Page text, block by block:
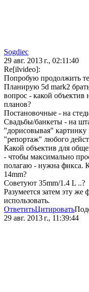
Sogdiec
29 авг. 2013 г., 02:11:40
Re[ilvideo]:
Попробую продолжить
Планирую 5d mark2
вопрос - какой
планов?
Постановочные - на
Свадьбы/банкеты - на
"дорисовывая"
"репортаж" любого
Какой объектив для
- чтобы максимально
полагаю - нужна фикса.
14mm?
Советуют 35mm/1.4 L ..?
Разумеется затем эту
использовать.
ОтветитьЦитировать
29 авг. 2013 г., 11:39:44